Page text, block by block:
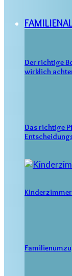
Der richtige
wirklich
Das richtige